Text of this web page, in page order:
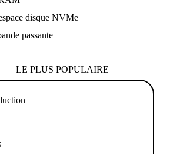
disque NVMe
passante
LE PLUS POPULAIRE